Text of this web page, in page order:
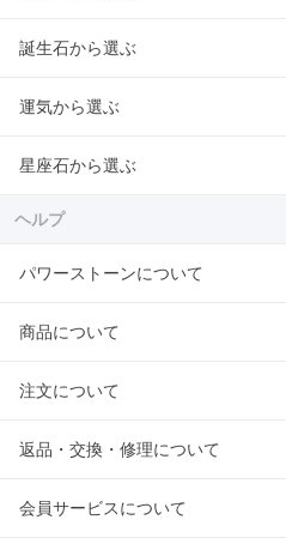
誕生石から選ぶ
運気から選ぶ
星座石から選ぶ
ヘルプ
パワーストーンについて
商品について
注文について
返品・交換・修理について
会員サービスについて